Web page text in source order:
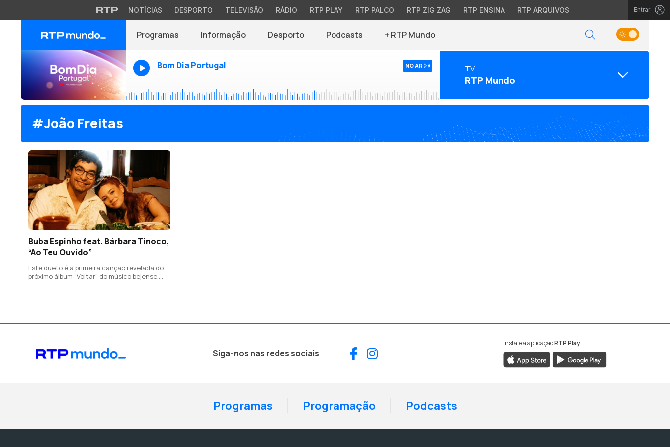
NOTÍCIAS DESPORTO TELEVISÃO RÁDIO RTP PLAY RTP PALCO RTP ZIG ZAG RTP ENSINA RTP ARQUIVOS Entrar
Programas Informação Desporto Podcasts + RTP Mundo
Bom Dia Portugal NO AR TV
RTP Mundo
#João Freitas
Buba Espinho feat. Bárbara Tinoco,
“Ao Teu Ouvido”
Este dueto é a primeira canção revelada do
próximo álbum “Voltar” do músico bejense,
Siga-nos nas redes sociais Facebook
Instagram
Instale a aplicaçãoRTP Play
Programas Programação Podcasts